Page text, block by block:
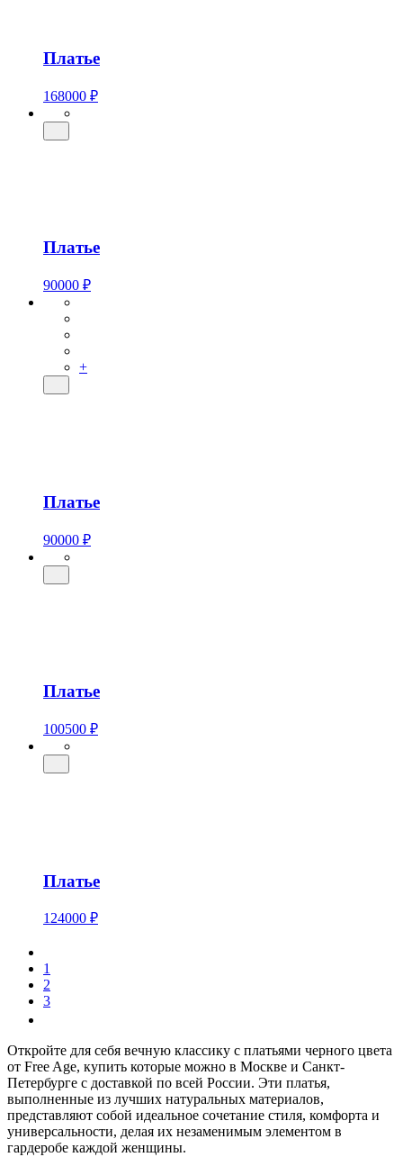
Платье
168000 ₽
Платье
90000 ₽
+
Платье
90000 ₽
Платье
100500 ₽
Платье
124000 ₽
1
2
3
Откройте для себя вечную классику с платьями черного цвета
от Free Age, купить которые можно в Москве и Санкт-
Петербурге с доставкой по всей России. Эти платья,
выполненные из лучших натуральных материалов,
представляют собой идеальное сочетание стиля, комфорта и
универсальности, делая их незаменимым элементом в
гардеробе каждой женщины.